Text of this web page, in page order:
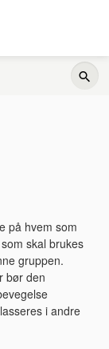
på hvem som
skal brukes
gruppen.
bør den
i andre